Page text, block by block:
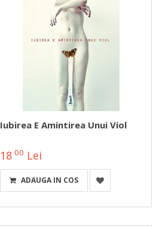
Iubirea E Amintirea Unui Viol
18 00 Lei
ADAUGA IN COS